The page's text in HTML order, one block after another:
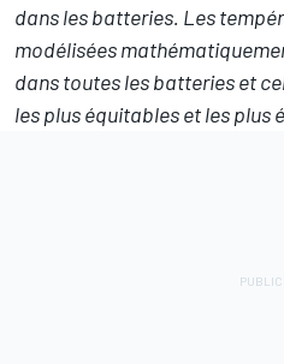
dans les batteries. Les
modélisées
dans toutes les batteries et
les plus équitables et les plus